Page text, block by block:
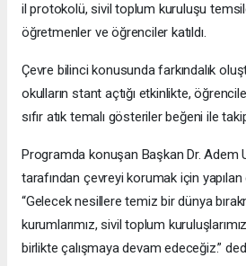
il protokolü, sivil toplum kuruluşu
öğretmenler ve öğrenciler katıldı.
Çevre bilinci konusunda farkındalık
okulların stant açtığı etkinlikte,
sıfır atık temalı gösteriler beğeni ile
Programda konuşan Başkan Dr. Adem
tarafından çevreyi korumak için
“Gelecek nesillere temiz bir dünya
kurumlarımız, sivil toplum
birlikte çalışmaya devam edeceğiz.”